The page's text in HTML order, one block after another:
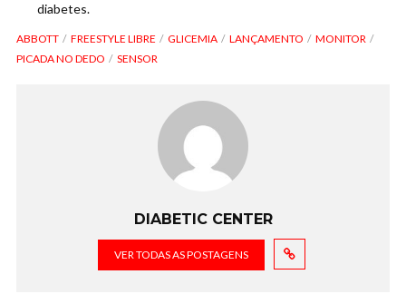
diabetes.
ABBOTT FREESTYLE LIBRE GLICEMIA LANÇAMENTO
MONITOR
PICADA NO DEDO
SENSOR
DIABETIC CENTER
VER TODAS AS POSTAGENS